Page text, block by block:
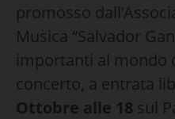
promosso
Musica “Salvador
importanti al mondo
concerto, a entrata
Ottobre alle 18 sul